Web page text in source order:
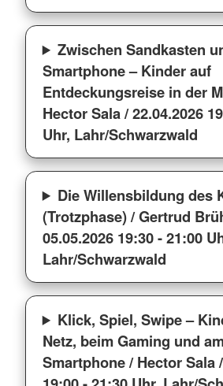
Zwischen Sandkasten
Smartphone – Kinder auf
Entdeckungsreise in der
Hector Sala / 22.04.2026
Uhr, Lahr/Schwarzwald
Die Willensbildung des
(Trotzphase) / Gertrud
05.05.2026 19:30 - 21:00
Lahr/Schwarzwald
Klick, Spiel, Swipe –
Netz, beim Gaming und
Smartphone / Hector Sala